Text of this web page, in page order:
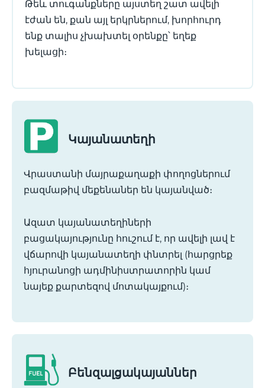
Թեև տուգանքները այստեղ շատ ավելի
էժան են, քան այլ երկրներում, խորհուրդ
ենք տալիս չխախտել օրենքը՝ եղեք
խելացի։
Կայանատեղի
Վրաստանի մայրաքաղաքի փողոցներում
բազմաթիվ մեքենաներ են կայանված։
Ազատ կայանատեղիների
բացակայությունը հուշում է, որ ավելի լավ է
վճարովի կայանատեղի փնտրել (հարցրեք
հյուրանոցի ադմինիստրատորին կամ
նայեք քարտեզով մոտակայքում)։
Բենզալցակայաններ